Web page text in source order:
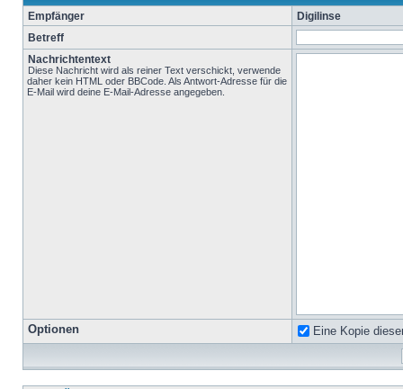
Empfänger
Digilinse
Betreff
Nachrichtentext
Diese Nachricht wird als reiner Text verschickt, verwende
daher kein HTML oder BBCode. Als Antwort-Adresse für die
E-Mail wird deine E-Mail-Adresse angegeben.
Optionen Eine Kopie